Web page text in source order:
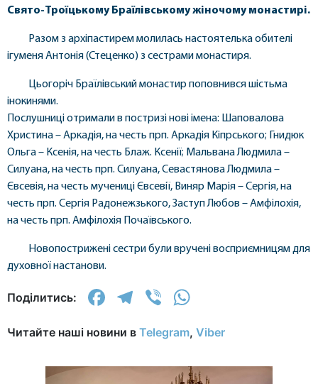
Свято-Троїцькому Браїлівському жіночому монастирі.
Разом з архіпастирем молилась настоятелька обителі
ігуменя Антонія (Стеценко) з сестрами монастиря.
Цьогоріч Браїлівський монастир поповнився шістьма
інокинями.
Послушниці отримали в постризі нові імена: Шаповалова
Христина – Аркадія, на честь прп. Аркадія Кіпрського; Гнидюк
Ольга – Ксенія, на честь Блаж. Ксенії; Мальвана Людмила –
Силуана, на честь прп. Силуана, Севастянова Людмила –
Євсевія, на честь мучениці Євсевії, Виняр Марія – Сергія, на
честь прп. Сергія Радонежзького, Заступ Любов – Амфілохія,
на честь прп. Амфілохія Почаївського.
Новопострижені сестри були вручені восприємницям для
духовної настанови.
Поділитись: Facebook
Telegram
Viber
Читайте наші новини в Telegram, Viber